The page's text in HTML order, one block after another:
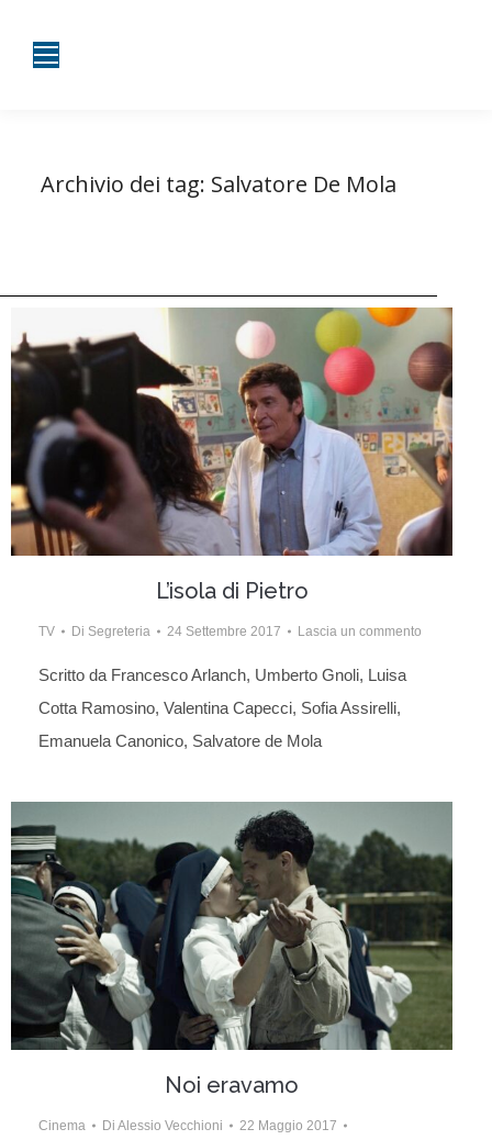
Archivio dei tag: Salvatore De Mola
L’isola di Pietro
TV Di Segreteria 24 Settembre 2017 Lascia un commento
Scritto da Francesco Arlanch, Umberto Gnoli, Luisa
Cotta Ramosino, Valentina Capecci, Sofia Assirelli,
Emanuela Canonico, Salvatore de Mola
Noi eravamo
Cinema Di Alessio Vecchioni 22 Maggio 2017